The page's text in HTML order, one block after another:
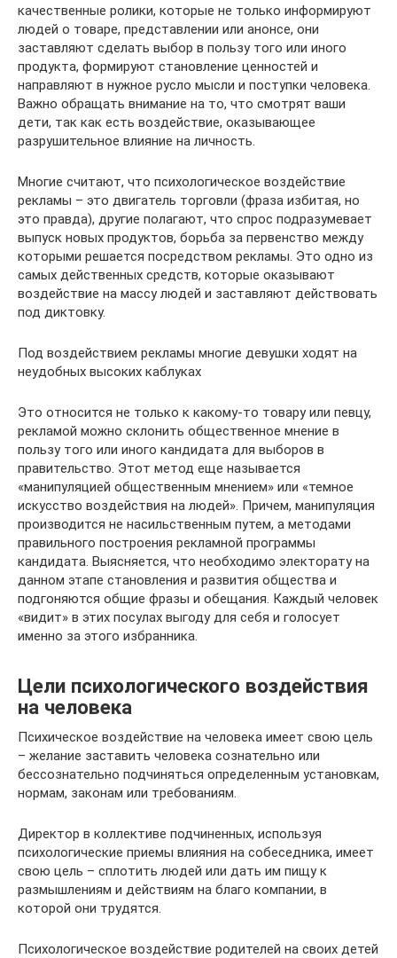
качественные ролики, которые не только информируют
людей о товаре, представлении или анонсе, они
заставляют сделать выбор в пользу того или иного
продукта, формируют становление ценностей и
направляют в нужное русло мысли и поступки человека.
Важно обращать внимание на то, что смотрят ваши
дети, так как есть воздействие, оказывающее
разрушительное влияние на личность.
Многие считают, что психологическое воздействие
рекламы – это двигатель торговли (фраза избитая, но
это правда), другие полагают, что спрос подразумевает
выпуск новых продуктов, борьба за первенство между
которыми решается посредством рекламы. Это одно из
самых действенных средств, которые оказывают
воздействие на массу людей и заставляют действовать
под диктовку.
Под воздействием рекламы многие девушки ходят на
неудобных высоких каблуках
Это относится не только к какому-то товару или певцу,
рекламой можно склонить общественное мнение в
пользу того или иного кандидата для выборов в
правительство. Этот метод еще называется
«манипуляцией общественным мнением» или «темное
искусство воздействия на людей». Причем, манипуляция
производится не насильственным путем, а методами
правильного построения рекламной программы
кандидата. Выясняется, что необходимо электорату на
данном этапе становления и развития общества и
подгоняются общие фразы и обещания. Каждый человек
«видит» в этих посулах выгоду для себя и голосует
именно за этого избранника.
Цели психологического воздействия
на человека
Психическое воздействие на человека имеет свою цель
– желание заставить человека сознательно или
бессознательно подчиняться определенным установкам,
нормам, законам или требованиям.
Директор в коллективе подчиненных, используя
психологические приемы влияния на собеседника, имеет
свою цель – сплотить людей или дать им пищу к
размышлениям и действиям на благо компании, в
которой они трудятся.
Психологическое воздействие родителей на своих детей